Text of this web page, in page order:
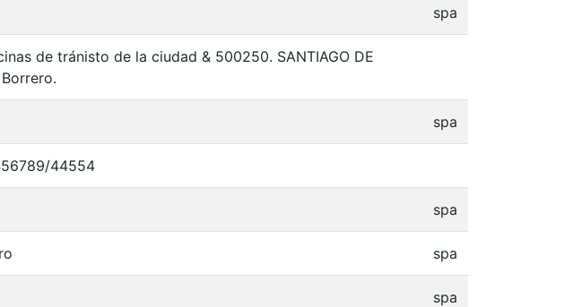
spa
de tránisto de la ciudad & 500250. SANTIAGO DE
spa
44554
spa
spa
spa